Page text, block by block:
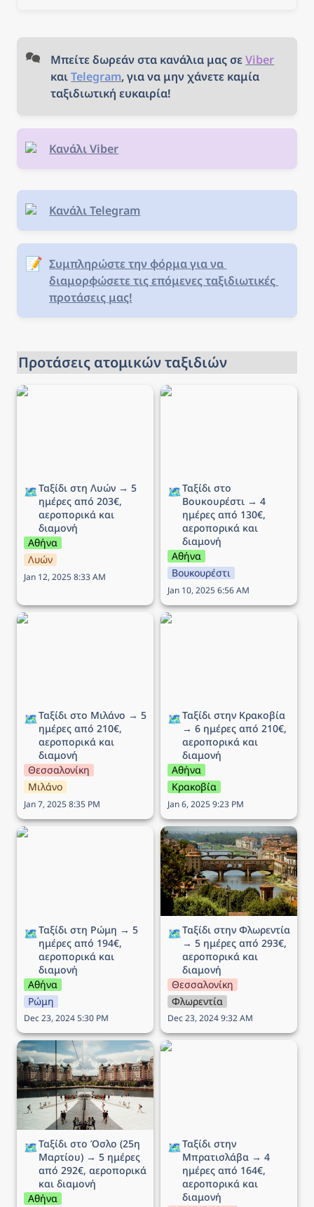
Μπείτε δωρεάν στα κανάλια μας σε Viber
και Telegram, για να μην χάνετε καμία
ταξιδιωτική ευκαιρία!
Κανάλι Viber
Κανάλι Telegram
📝 Συμπληρώστε την φόρμα για να
διαμορφώσετε τις επόμενες ταξιδιωτικές
προτάσεις μας!
Προτάσεις ατομικών ταξιδιών
Ταξίδι στη Λυών → 5
🗺️Ταξίδι στη Λυών → 5
ημέρες από 203€,
αεροπορικά και
διαμονή
Αθήνα
Λυών
Jan 12, 2025 8:33 AM
Ταξίδι στο Βουκουρέστι
🗺️Ταξίδι στο
Βουκουρέστι → 4
ημέρες από 130€,
αεροπορικά και
διαμονή
Αθήνα
Βουκουρέστι
Jan 10, 2025 6:56 AM
Ταξίδι στο Μιλάνο → 5
🗺️Ταξίδι στο Μιλάνο → 5
ημέρες από 210€,
αεροπορικά και
διαμονή
Θεσσαλονίκη
Μιλάνο
Jan 7, 2025 8:35 PM
Ταξίδι στην Κρακοβία →
🗺️Ταξίδι στην Κρακοβία
→ 6 ημέρες από 210€,
αεροπορικά και
διαμονή
Αθήνα
Κρακοβία
Jan 6, 2025 9:23 PM
Ταξίδι στη Ρώμη → 5
🗺️Ταξίδι στη Ρώμη → 5
ημέρες από 194€,
αεροπορικά και
διαμονή
Αθήνα
Ρώμη
Dec 23, 2024 5:30 PM
Ταξίδι στην Φλωρεντία →
5 ημέρες από 293€,
αεροπορικά και διαμονή
🗺️Ταξίδι στην Φλωρεντία
→ 5 ημέρες από 293€,
αεροπορικά και
διαμονή
Θεσσαλονίκη
Φλωρεντία
Dec 23, 2024 9:32 AM
Ταξίδι στο Όσλο (25η
Μαρτίου) → 5 ημέρες
από 292€, αεροπορικά
και διαμονή
🗺️Ταξίδι στο Όσλο (25η
Μαρτίου) → 5 ημέρες
από 292€, αεροπορικά
και διαμονή
Αθήνα
Ταξίδι στην Μπρατισλάβα
🗺️Ταξίδι στην
Μπρατισλάβα → 4
ημέρες από 164€,
αεροπορικά και
διαμονή